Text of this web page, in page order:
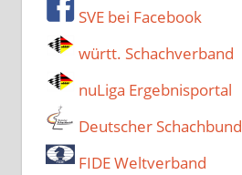
SVE bei Facebook
württ. Schachverband
nuLiga Ergebnisportal
Deutscher Schachbund
FIDE Weltverband